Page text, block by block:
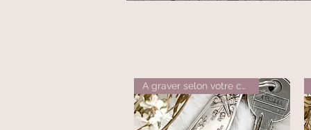
A graver selon votre choix